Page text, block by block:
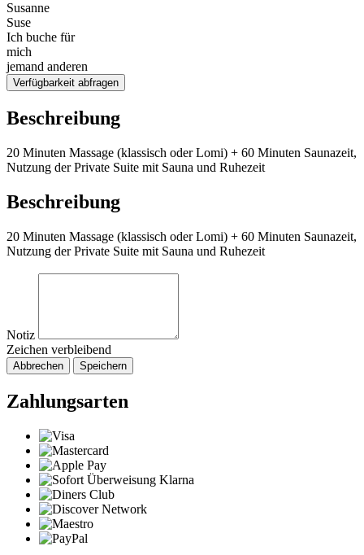
Susanne
Suse
Ich buche für
mich
jemand anderen
Verfügbarkeit abfragen
Beschreibung
20 Minuten Massage (klassisch oder Lomi) + 60 Minuten Saunazeit,
Nutzung der Private Suite mit Sauna und Ruhezeit
Beschreibung
20 Minuten Massage (klassisch oder Lomi) + 60 Minuten Saunazeit,
Nutzung der Private Suite mit Sauna und Ruhezeit
Notiz
Zeichen verbleibend
Abbrechen Speichern
Zahlungsarten